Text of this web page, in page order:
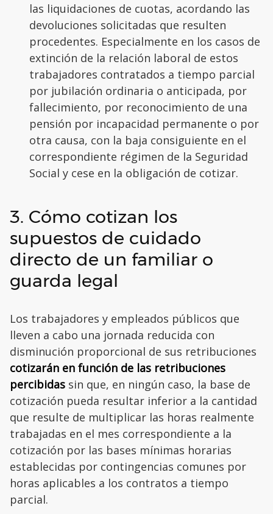
las liquidaciones de cuotas, acordando las
devoluciones solicitadas que resulten
procedentes. Especialmente en los casos de
extinción de la relación laboral de estos
trabajadores contratados a tiempo parcial
por jubilación ordinaria o anticipada, por
fallecimiento, por reconocimiento de una
pensión por incapacidad permanente o por
otra causa, con la baja consiguiente en el
correspondiente régimen de la Seguridad
Social y cese en la obligación de cotizar.
3. Cómo cotizan los
supuestos de cuidado
directo de un familiar o
guarda legal
Los trabajadores y empleados públicos que
lleven a cabo una jornada reducida con
disminución proporcional de sus retribuciones
cotizarán en función de las retribuciones
percibidas sin que, en ningún caso, la base de
cotización pueda resultar inferior a la cantidad
que resulte de multiplicar las horas realmente
trabajadas en el mes correspondiente a la
cotización por las bases mínimas horarias
establecidas por contingencias comunes por
horas aplicables a los contratos a tiempo
parcial.